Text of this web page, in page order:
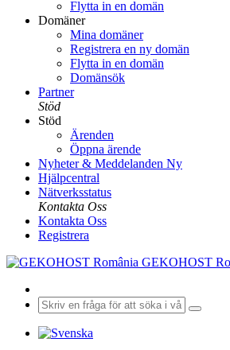
Flytta in en domän
Domäner
Mina domäner
Registrera en ny domän
Flytta in en domän
Domänsök
Partner
Stöd
Stöd
Ärenden
Öppna ärende
Nyheter & Meddelanden Ny
Hjälpcentral
Nätverksstatus
Kontakta Oss
Kontakta Oss
Registrera
GEKOHOST